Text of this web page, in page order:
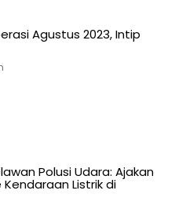
Agustus 2023, Intip
Polusi Udara: Ajakan
Listrik di